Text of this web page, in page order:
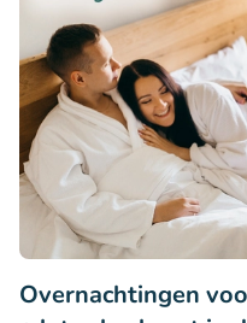
Overnachtingen